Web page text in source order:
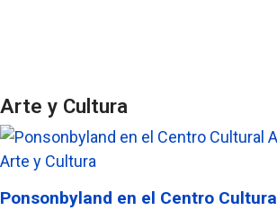
Arte y Cultura
Arte y Cultura
Ponsonbyland en el Centro